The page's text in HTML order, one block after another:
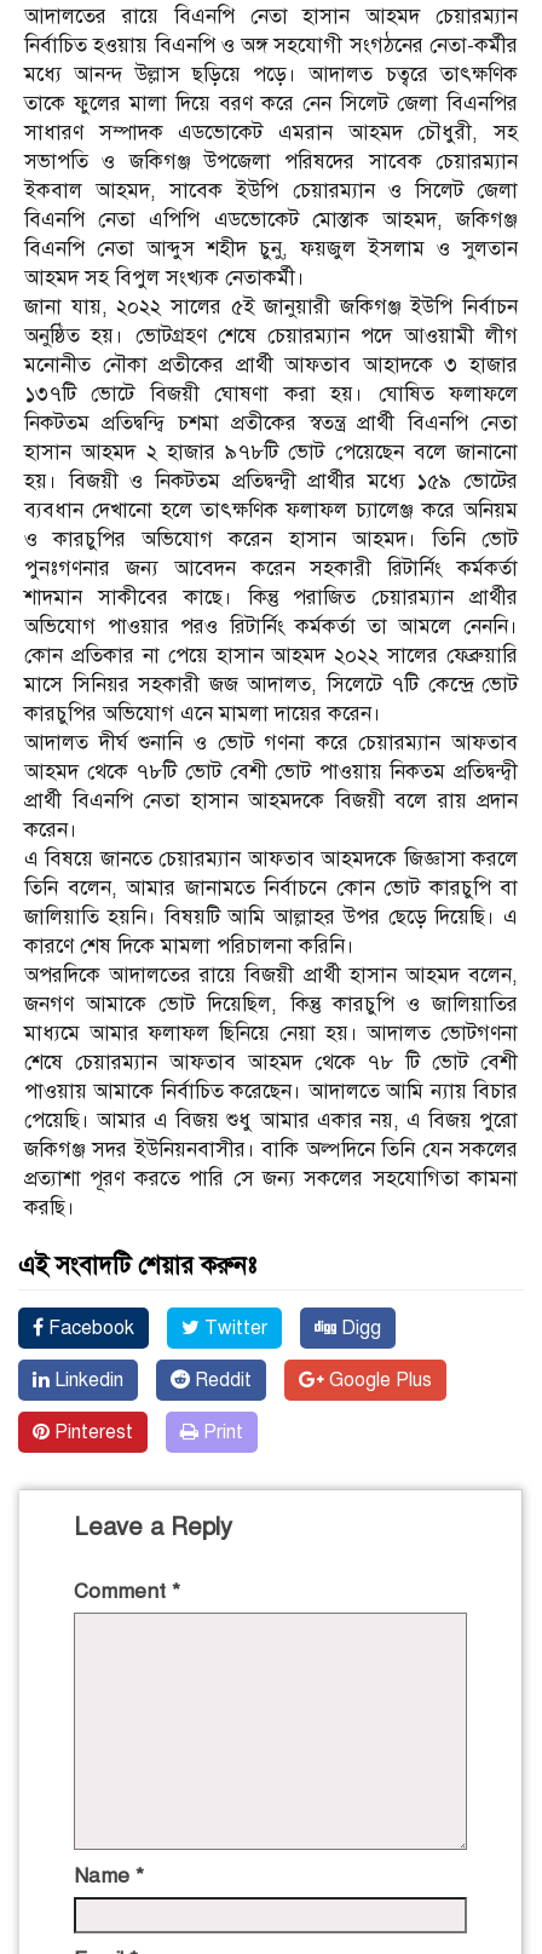
আদালতের রায়ে বিএনপি নেতা হাসান আহমদ চেয়ারম্যান
নির্বাচিত হওয়ায় বিএনপি ও অঙ্গ সহযোগী সংগঠনের নেতা-কর্মীর
মধ্যে আনন্দ উল্লাস ছড়িয়ে পড়ে। আদালত চত্বরে তাৎক্ষণিক
তাকে ফুলের মালা দিয়ে বরণ করে নেন সিলেট জেলা বিএনপির
সাধারণ সম্পাদক এডভোকেট এমরান আহমদ চৌধুরী, সহ
সভাপতি ও জকিগঞ্জ উপজেলা পরিষদের সাবেক চেয়ারম্যান
ইকবাল আহমদ, সাবেক ইউপি চেয়ারম্যান ও সিলেট জেলা
বিএনপি নেতা এপিপি এডভোকেট মোস্তাক আহমদ, জকিগঞ্জ
বিএনপি নেতা আব্দুস শহীদ চুনু, ফয়জুল ইসলাম ও সুলতান
আহমদ সহ বিপুল সংখ্যক নেতাকর্মী।
জানা যায়, ২০২২ সালের ৫ই জানুয়ারী জকিগঞ্জ ইউপি নির্বাচন
অনুষ্ঠিত হয়। ভোটগ্রহণ শেষে চেয়ারম্যান পদে আওয়ামী লীগ
মনোনীত নৌকা প্রতীকের প্রার্থী আফতাব আহাদকে ৩ হাজার
১৩৭টি ভোটে বিজয়ী ঘোষণা করা হয়। ঘোষিত ফলাফলে
নিকটতম প্রতিদ্বন্দ্বি চশমা প্রতীকের স্বতন্ত্র প্রার্থী বিএনপি নেতা
হাসান আহমদ ২ হাজার ৯৭৮টি ভোট পেয়েছেন বলে জানানো
হয়। বিজয়ী ও নিকটতম প্রতিদ্বন্দ্বী প্রার্থীর মধ্যে ১৫৯ ভোটের
ব্যবধান দেখানো হলে তাৎক্ষণিক ফলাফল চ্যালেঞ্জ করে অনিয়ম
ও কারচুপির অভিযোগ করেন হাসান আহমদ। তিনি ভোট
পুনঃগণনার জন্য আবেদন করেন সহকারী রিটার্নিং কর্মকর্তা
শাদমান সাকীবের কাছে। কিন্তু পরাজিত চেয়ারম্যান প্রার্থীর
অভিযোগ পাওয়ার পরও রিটার্নিং কর্মকর্তা তা আমলে নেননি।
কোন প্রতিকার না পেয়ে হাসান আহমদ ২০২২ সালের ফেব্রুয়ারি
মাসে সিনিয়র সহকারী জজ আদালত, সিলেটে ৭টি কেন্দ্রে ভোট
কারচুপির অভিযোগ এনে মামলা দায়ের করেন।
আদালত দীর্ঘ শুনানি ও ভোট গণনা করে চেয়ারম্যান আফতাব
আহমদ থেকে ৭৮টি ভোট বেশী ভোট পাওয়ায় নিকতম প্রতিদ্বন্দ্বী
প্রার্থী বিএনপি নেতা হাসান আহমদকে বিজয়ী বলে রায় প্রদান
করেন।
এ বিষয়ে জানতে চেয়ারম্যান আফতাব আহমদকে জিজ্ঞাসা করলে
তিনি বলেন, আমার জানামতে নির্বাচনে কোন ভোট কারচুপি বা
জালিয়াতি হয়নি। বিষয়টি আমি আল্লাহর উপর ছেড়ে দিয়েছি। এ
কারণে শেষ দিকে মামলা পরিচালনা করিনি।
অপরদিকে আদালতের রায়ে বিজয়ী প্রার্থী হাসান আহমদ বলেন,
জনগণ আমাকে ভোট দিয়েছিল, কিন্তু কারচুপি ও জালিয়াতির
মাধ্যমে আমার ফলাফল ছিনিয়ে নেয়া হয়। আদালত ভোটগণনা
শেষে চেয়ারম্যান আফতাব আহমদ থেকে ৭৮ টি ভোট বেশী
পাওয়ায় আমাকে নির্বাচিত করেছেন। আদালতে আমি ন্যায় বিচার
পেয়েছি। আমার এ বিজয় শুধু আমার একার নয়, এ বিজয় পুরো
জকিগঞ্জ সদর ইউনিয়নবাসীর। বাকি অল্পদিনে তিনি যেন সকলের
প্রত্যাশা পূরণ করতে পারি সে জন্য সকলের সহযোগিতা কামনা
করছি।
এই সংবাদটি শেয়ার করুনঃ
Facebook Twitter Digg
Linkedin Reddit Google Plus
Pinterest Print
Leave a Reply
Comment *
Name *